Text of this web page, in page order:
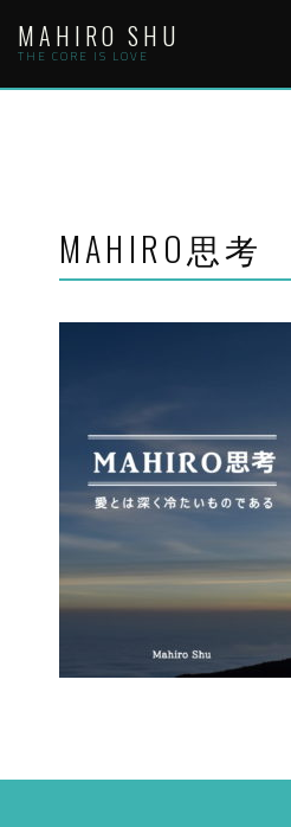
content
MAHIRO SHU
THE CORE IS LOVE
MAHIRO思